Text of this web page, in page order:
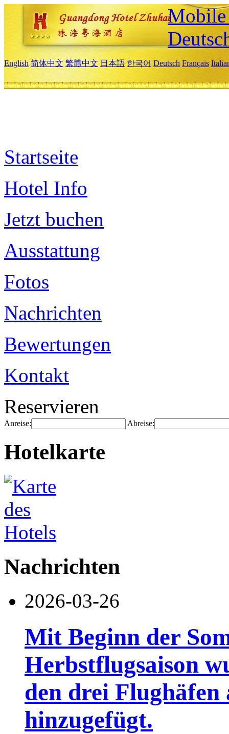
Mobile
English 简体中文 繁體中文 日本語 한국어 Deutsch Français
Startseite
Hotel Info
Jetzt buchen
Ausstattung
Fotos
Nachrichten
Bewertungen
Kontakt
Reservieren
Anreise: Abreise:
Hotelkarte
Nachrichten
2026-03-26
Mit Beginn der
Herbstflugsaison
den drei
hinzugefügt.